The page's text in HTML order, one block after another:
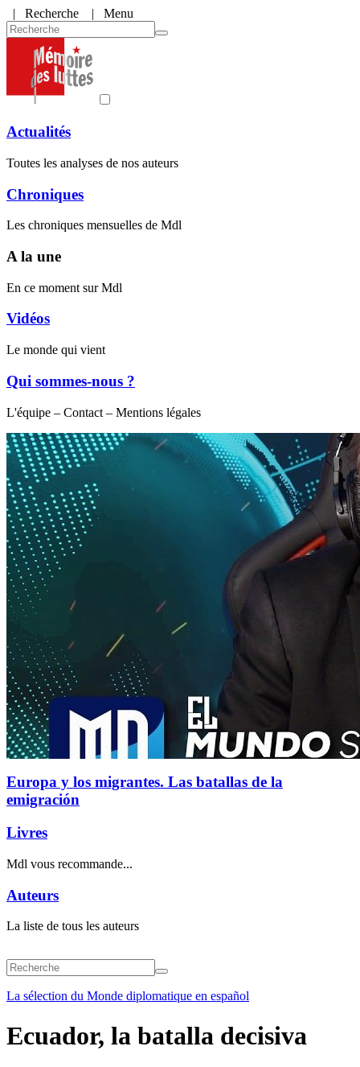
| Recherche | Menu
Actualités
Toutes les analyses de nos auteurs
Chroniques
Les chroniques mensuelles de Mdl
A la une
En ce moment sur Mdl
Vidéos
Le monde qui vient
Qui sommes-nous ?
L'équipe – Contact – Mentions légales
Europa y los migrantes. Las batallas de la
emigración
Livres
Mdl vous recommande...
Auteurs
La liste de tous les auteurs
La sélection du Monde diplomatique en español
Ecuador, la batalla decisiva